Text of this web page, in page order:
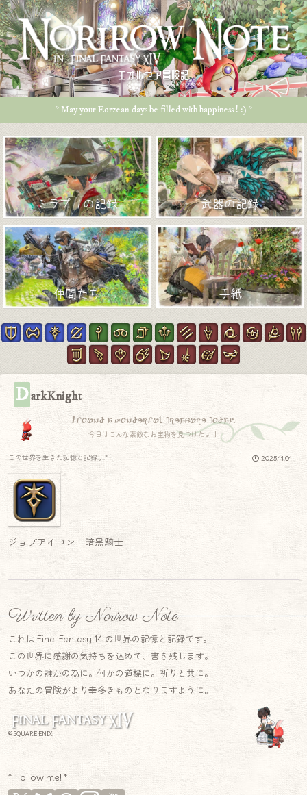
エオルゼア冒険記
* May your Eorzean days be filled with happiness ! :) *
ミラプリの記録 武器の記録
仲間たち 手紙
DarkKnight
I found a wonderful treasure today.
今日はこんな素敵なお宝物を見つけたよ！
2025.11.01
この世界を生きた記憶と記録.｡.:*
ジョブアイコン 暗黒騎士
Written by Norirow Note
これは Final Fantasy 14 の世界の記憶と記録です。
この世界に感謝の気持ちを込めて、書き残します。
いつかの誰かの為に。何かの道標に。祈りと共に。
あなたの冒険がより幸多きものとなりますように。
© SQUARE ENIX
* Follow me! *